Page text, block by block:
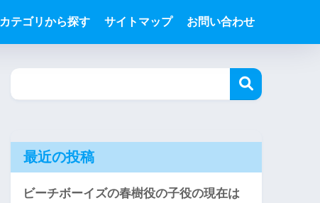
カテゴリから探す サイトマップ お問い合わせ
最近の投稿
ビーチボーイズの春樹役の子役の現在は